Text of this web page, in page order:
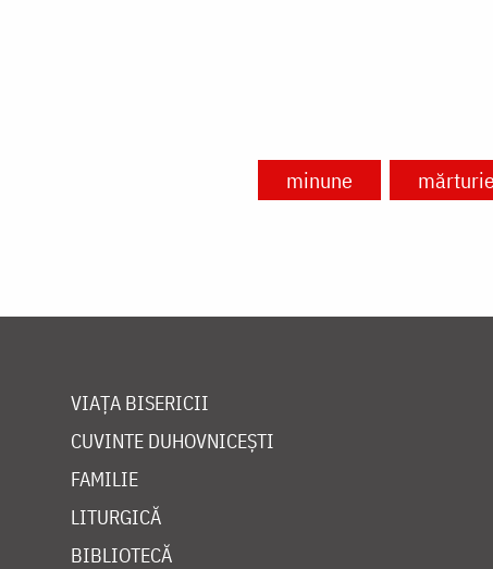
minune mărturie
VIAȚA BISERICII
CUVINTE DUHOVNICEȘTI
FAMILIE
LITURGICĂ
BIBLIOTECĂ